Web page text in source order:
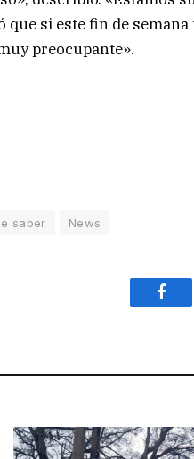
que si este fin de
preocupante».
saber News